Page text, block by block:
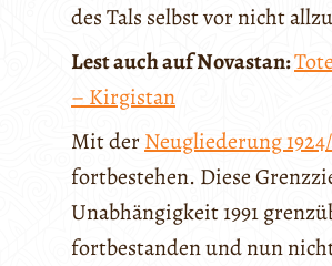
des Tals selbst vor nicht
Lest auch auf Novastan:
– Kirgistan
Mit derNeugliederung
fortbestehen. Diese
Unabhängigkeit 1991
fortbestanden und nun